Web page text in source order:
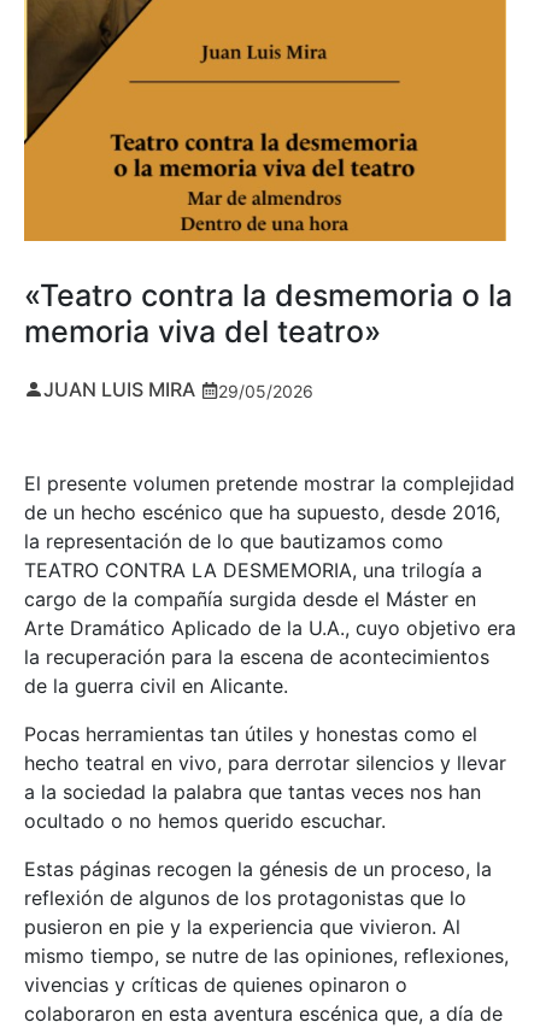
«Teatro contra la desmemoria o la
memoria viva del teatro»
JUAN LUIS MIRA 29/05/2026
El presente volumen pretende mostrar la complejidad
de un hecho escénico que ha supuesto, desde 2016,
la representación de lo que bautizamos como
TEATRO CONTRA LA DESMEMORIA, una trilogía a
cargo de la compañía surgida desde el Máster en
Arte Dramático Aplicado de la U.A., cuyo objetivo era
la recuperación para la escena de acontecimientos
de la guerra civil en Alicante.
Pocas herramientas tan útiles y honestas como el
hecho teatral en vivo, para derrotar silencios y llevar
a la sociedad la palabra que tantas veces nos han
ocultado o no hemos querido escuchar.
Estas páginas recogen la génesis de un proceso, la
reflexión de algunos de los protagonistas que lo
pusieron en pie y la experiencia que vivieron. Al
mismo tiempo, se nutre de las opiniones, reflexiones,
vivencias y críticas de quienes opinaron o
colaboraron en esta aventura escénica que, a día de